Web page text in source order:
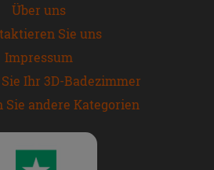
Über uns
Sie uns
Impressum
Ihr 3D-Badezimmer
Sie andere Kategorien